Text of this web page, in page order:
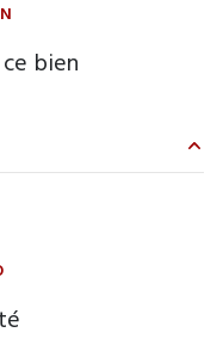
bien